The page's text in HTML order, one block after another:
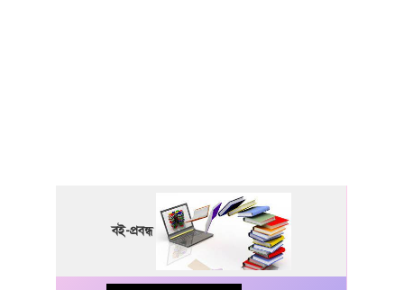
বই-প্রবন্ধ